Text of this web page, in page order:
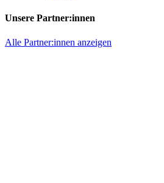
Unsere Partner:innen
Alle Partner:innen anzeigen